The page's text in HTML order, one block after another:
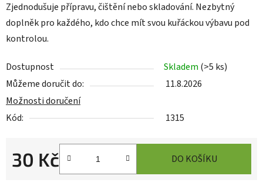
Zjednodušuje přípravu, čištění nebo skladování. Nezbytný
doplněk pro každého, kdo chce mít svou kuřáckou výbavu pod
kontrolou.
Dostupnost Skladem (>5 ks)
Můžeme doručit do:
11.8.2026
Možnosti doručení
Kód:
1315
30 Kč DO KOŠÍKU